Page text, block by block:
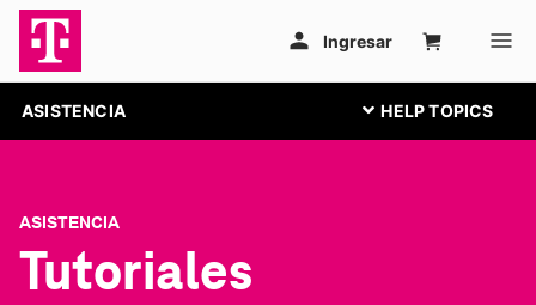
ASISTENCIA
ASISTENCIA
Tutoriales